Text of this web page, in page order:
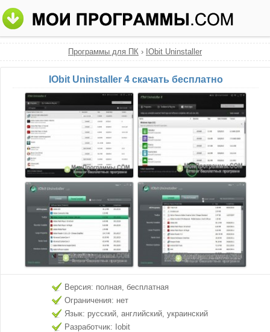
Программы для ПК › IObit Uninstaller
IObit Uninstaller 4 скачать бесплатно
Версия: полная, бесплатная
Ограничения: нет
Язык: русский, английский, украинский
Разработчик: Iobit